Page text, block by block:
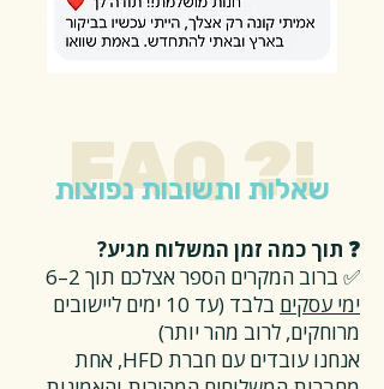
FAQ ?!
שאלות ותשובות נפוצות
❓ תוך כמה זמן המשלוח מגיע?
✅ ברוב המקרים הספר אצלכם תוך 2–6
ימי עסקים
בלבד (עד 10 ימים ליישובים
מרוחקים, לרוב מהר יותר)
אנחנו עובדים עם חברת HFD, אחת